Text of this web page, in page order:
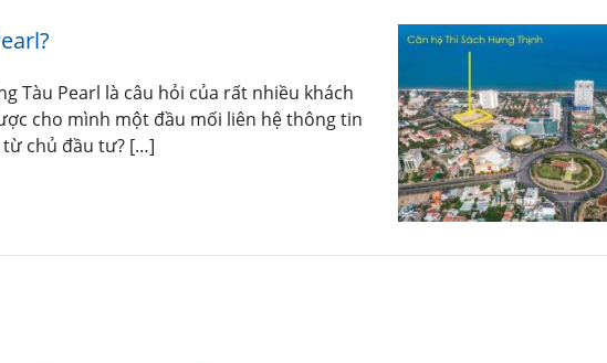
Tàu Pearl là câu hỏi của rất nhiều khách
cho mình một đầu mối liên hệ thông tin
chủ đầu tư? […]